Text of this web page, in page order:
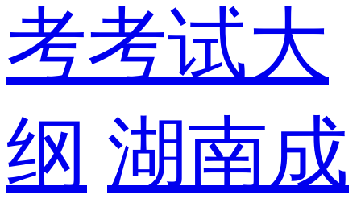
考考试大
纲 湖南成